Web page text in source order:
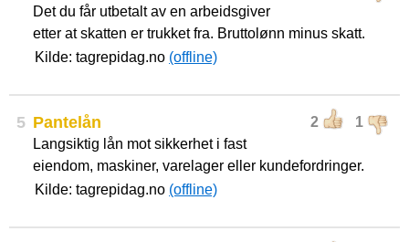
Det du får utbetalt av en arbeidsgiver
etter at skatten er trukket fra. Bruttolønn minus skatt.
Kilde: tagrepidag.no (offline)
5 2 1
Pantelån
Langsiktig lån mot sikkerhet i fast
eiendom, maskiner, varelager eller kundefordringer.
Kilde: tagrepidag.no (offline)